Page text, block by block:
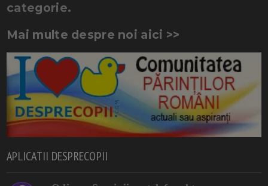
categorie.
Mai multe despre noi aici >>
APLICATII DESPRECOPII